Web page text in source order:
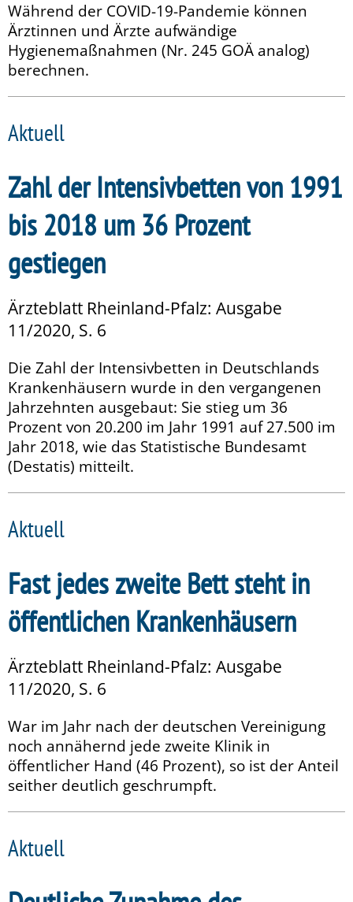
Während der COVID-19-Pandemie können
Ärztinnen und Ärzte aufwändige
Hygienemaßnahmen (Nr. 245 GOÄ analog)
berechnen.
Aktuell
Zahl der Intensivbetten von 1991
bis 2018 um 36 Prozent
gestiegen
Ärzteblatt Rheinland-Pfalz: Ausgabe
11/2020, S. 6
Die Zahl der Intensivbetten in Deutschlands
Krankenhäusern wurde in den vergangenen
Jahrzehnten ausgebaut: Sie stieg um 36
Prozent von 20.200 im Jahr 1991 auf 27.500 im
Jahr 2018, wie das Statistische Bundesamt
(Destatis) mitteilt.
Aktuell
Fast jedes zweite Bett steht in
öffentlichen Krankenhäusern
Ärzteblatt Rheinland-Pfalz: Ausgabe
11/2020, S. 6
War im Jahr nach der deutschen Vereinigung
noch annähernd jede zweite Klinik in
öffentlicher Hand (46 Prozent), so ist der Anteil
seither deutlich geschrumpft.
Aktuell